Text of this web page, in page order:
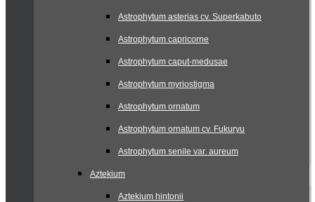
Astrophytum asterias cv. Superkabuto
Astrophytum capricorne
Astrophytum caput-medusae
Astrophytum myriostigma
Astrophytum ornatum
Astrophytum ornatum cv. Fukuryu
Astrophytum senile var. aureum
Aztekium
Aztekium hintonii